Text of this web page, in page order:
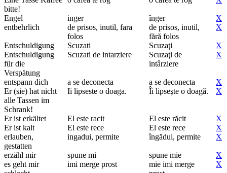
bitte!
Engel inger înger
X
entbehrlich
de prisos, inutil, fara
folos
de prisos, inutil,
fără folos
X
Entschuldigung Scuzati Scuzaţi
X
Entschuldigung
für die
Verspätung
Scuzati de intarziere
Scuzaţi de
intârziere
X
entspann dich a se deconecta a se deconecta
X
Er (sie) hat nicht
alle Tassen im
Schrank!
Ii lipseste o doaga. Îi lipseşte o doagă. X
Er ist erkältet El este racit El este răcit
X
Er ist kalt
El este rece El este rece
X
erlauben,
gestatten
ingadui, permite îngădui, permite X
erzähl mir spune mi spune mie
X
es geht mir
imi merge prost
mie imi merge
X